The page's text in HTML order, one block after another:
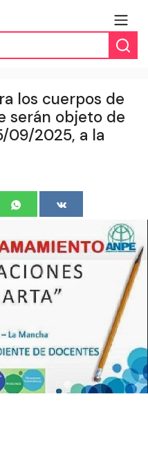
los cuerpos de
serán objeto de
09/2025, a la